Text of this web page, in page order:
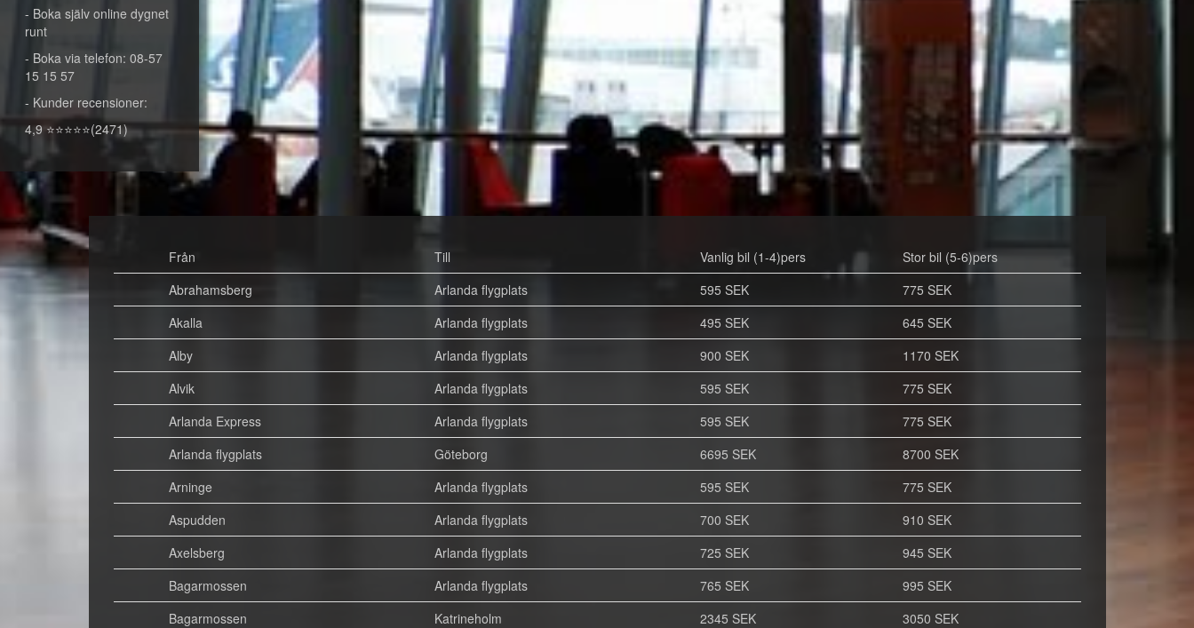
- Boka själv online dygnet
runt
- Boka via telefon: 08-57
15 15 57
- Kunder recensioner:
4,9 ⭐⭐⭐⭐⭐(2471)
Från Till Vanlig bil (1-4)pers
Stor bil (5-6)pers
Abrahamsberg
Arlanda flygplats 595 SEK
775 SEK
Akalla
Arlanda flygplats 495 SEK
645 SEK
Alby
Arlanda flygplats 900 SEK
1170 SEK
Alvik
Arlanda flygplats 595 SEK
775 SEK
Arlanda Express
Arlanda flygplats 595 SEK
775 SEK
Arlanda flygplats
Göteborg 6695 SEK
8700 SEK
Arninge
Arlanda flygplats 595 SEK
775 SEK
Aspudden
Arlanda flygplats 700 SEK
910 SEK
Axelsberg
Arlanda flygplats 725 SEK
945 SEK
Bagarmossen
Arlanda flygplats 765 SEK
995 SEK
Bagarmossen
Katrineholm 2345 SEK
3050 SEK